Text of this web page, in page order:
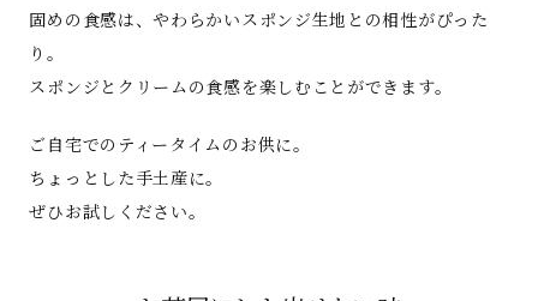
固めの食感は、やわらかいスポンジ生地との相性がぴった
り。
スポンジとクリームの食感を楽しむことができます。
ご自宅でのティータイムのお供に。
ちょっとした手土産に。
ぜひお試しください。